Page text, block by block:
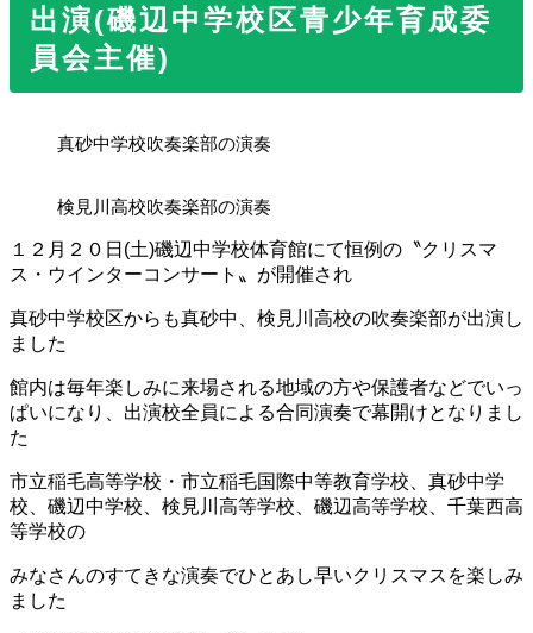
出演(磯辺中学校区青少年育成委
員会主催)
真砂中学校吹奏楽部の演奏
検見川高校吹奏楽部の演奏
１２月２０日(土)磯辺中学校体育館にて恒例の〝クリスマ
ス・ウインターコンサート〟が開催され
真砂中学校区からも真砂中、検見川高校の吹奏楽部が出演し
ました
館内は毎年楽しみに来場される地域の方や保護者などでいっ
ぱいになり、出演校全員による合同演奏で幕開けとなりまし
た
市立稲毛高等学校・市立稲毛国際中等教育学校、真砂中学
校、磯辺中学校、検見川高等学校、磯辺高等学校、千葉西高
等学校の
みなさんのすてきな演奏でひとあし早いクリスマスを楽しみ
ました